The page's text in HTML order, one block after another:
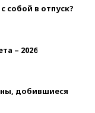
собой в отпуск?
– 2026
добившиеся